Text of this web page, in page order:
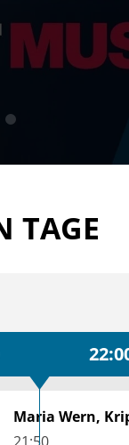
TAGE
Maria Wern,